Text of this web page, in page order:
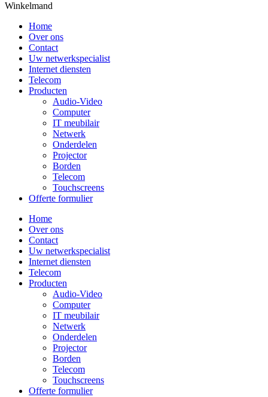
Winkelmand
Home
Over ons
Contact
Uw netwerkspecialist
Internet diensten
Telecom
Producten
Audio-Video
Computer
IT meubilair
Netwerk
Onderdelen
Projector
Borden
Telecom
Touchscreens
Offerte formulier
Home
Over ons
Contact
Uw netwerkspecialist
Internet diensten
Telecom
Producten
Audio-Video
Computer
IT meubilair
Netwerk
Onderdelen
Projector
Borden
Telecom
Touchscreens
Offerte formulier